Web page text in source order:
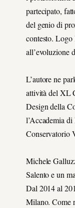
partecipato,
del genio di
contesto. Logo
all’evoluzione
L’autore ne
attività del XL
Design della
l’Accademia
Conservatorio
Michele
Salento e un
Dal 2014 al
Milano. Come